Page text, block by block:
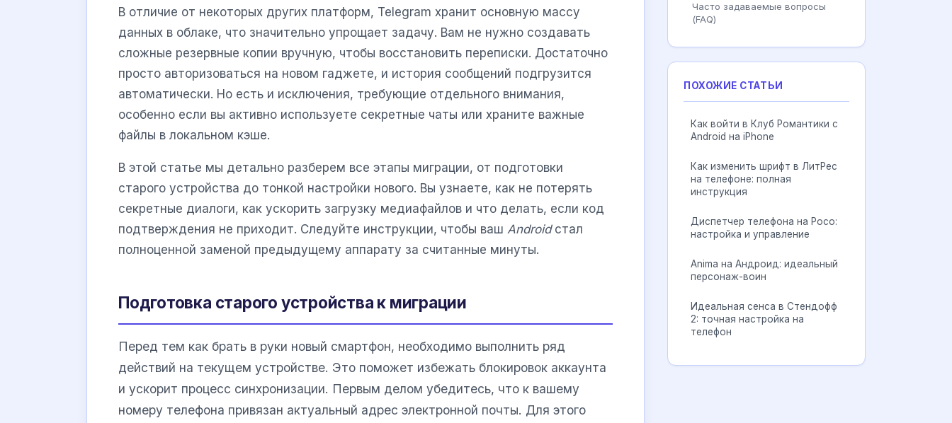
В отличие от некоторых других платформ, Telegram хранит основную массу
данных в облаке, что значительно упрощает задачу. Вам не нужно создавать
сложные резервные копии вручную, чтобы восстановить переписки. Достаточно
просто авторизоваться на новом гаджете, и история сообщений подгрузится
автоматически. Но есть и исключения, требующие отдельного внимания,
особенно если вы активно используете секретные чаты или храните важные
файлы в локальном кэше.
В этой статье мы детально разберем все этапы миграции, от подготовки
старого устройства до тонкой настройки нового. Вы узнаете, как не потерять
секретные диалоги, как ускорить загрузку медиафайлов и что делать, если код
подтверждения не приходит. Следуйте инструкции, чтобы ваш Androidстал
полноценной заменой предыдущему аппарату за считанные минуты.
Подготовка старого устройства к миграции
Перед тем как брать в руки новый смартфон, необходимо выполнить ряд
действий на текущем устройстве. Это поможет избежать блокировок аккаунта
и ускорит процесс синхронизации. Первым делом убедитесь, что к вашему
номеру телефона привязан актуальный адрес электронной почты. Для этого
Часто задаваемые вопросы
(FAQ)
ПОХОЖИЕ СТАТЬИ
Как войти в Клуб Романтики с
Android на iPhone
Как изменить шрифт в ЛитРес
на телефоне: полная
инструкция
Диспетчер телефона на Росо:
настройка и управление
Anima на Андроид: идеальный
персонаж-воин
Идеальная сенса в Стендофф
2: точная настройка на
телефон